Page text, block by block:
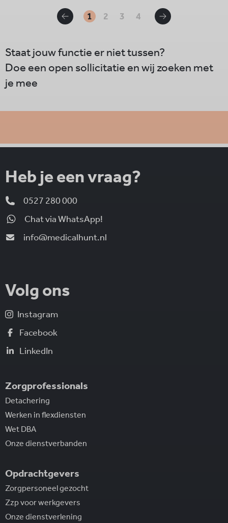
1 2 3 4
Staat jouw functie er niet tussen?
Doe een open sollicitatie en wij zoeken met
je mee
Heb je een vraag?
0527 280 000
Chat via WhatsApp!
info@medicalhunt.nl
Volg ons
Instagram
Facebook
LinkedIn
Zorgprofessionals
Detachering
Werken in flexdiensten
Wet DBA
Onze dienstverbanden
Opdrachtgevers
Zorgpersoneel gezocht
Zzp voor werkgevers
Onze dienstverlening